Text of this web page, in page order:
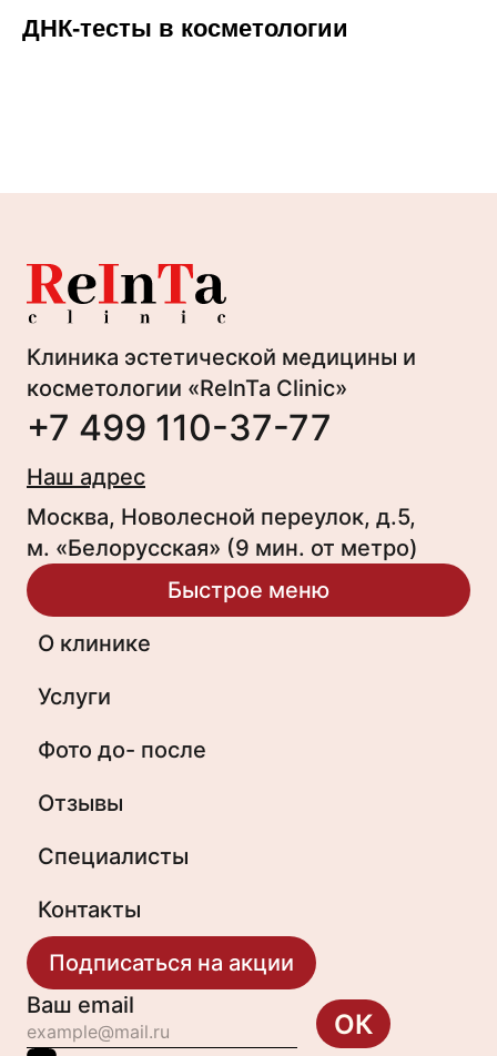
ДНК-тесты в косметологии
Клиника эстетической медицины и
косметологии «ReInTa Clinic»
+7 499 110-37-77
Наш адрес
Москва, Новолесной переулок, д.5,
м. «Белорусская» (9 мин. от метро)
Быстрое меню
О клинике
Услуги
Фото до- после
Отзывы
Специалисты
Контакты
Подписаться на акции
Ваш email
ОК